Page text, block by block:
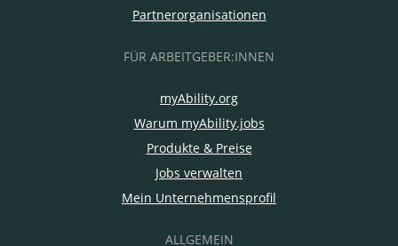
Partnerorganisationen
FÜR ARBEITGEBER:INNEN
myAbility.org
Warum myAbility.jobs
Produkte & Preise
Jobs verwalten
Mein Unternehmensprofil
ALLGEMEIN